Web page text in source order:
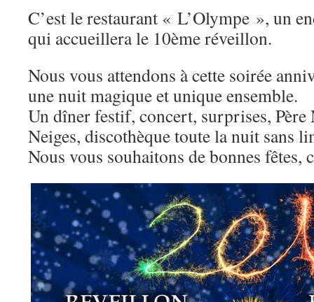
C’est le restaurant « L’Olympe », un
qui accueillera le 10ème réveillon.
Nous vous attendons à cette soirée
une nuit magique et unique ensemble.
Un dîner festif, concert, surprises, Père
Neiges, discothèque toute la nuit sans
Nous vous souhaitons de bonnes fêtes,